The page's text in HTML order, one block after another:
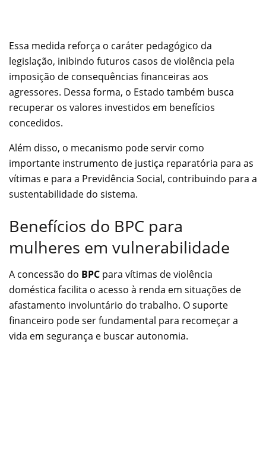
Essa medida reforça o caráter pedagógico da
legislação, inibindo futuros casos de violência pela
imposição de consequências financeiras aos
agressores. Dessa forma, o Estado também busca
recuperar os valores investidos em benefícios
concedidos.
Além disso, o mecanismo pode servir como
importante instrumento de justiça reparatória para as
vítimas e para a Previdência Social, contribuindo para a
sustentabilidade do sistema.
Benefícios do BPC para
mulheres em vulnerabilidade
A concessão do BPC para vítimas de violência
doméstica facilita o acesso à renda em situações de
afastamento involuntário do trabalho. O suporte
financeiro pode ser fundamental para recomeçar a
vida em segurança e buscar autonomia.